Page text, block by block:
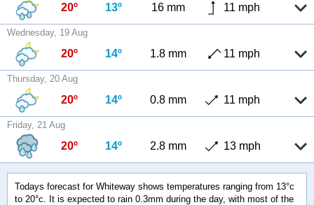
20º 13º 16 mm 11 mph
Wednesday, 19 Aug
20º 14º 1.8 mm 11 mph
Thursday, 20 Aug
20º 14º 0.8 mm 11 mph
Friday, 21 Aug
20º 14º 2.8 mm 13 mph
Todays forecast for Whiteway shows temperatures ranging from 13°c
to 20°c. It is expected to rain 0.3mm during the day, with most of the